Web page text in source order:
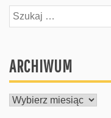
Szukaj:
ARCHIWUM
ARCHIWUM